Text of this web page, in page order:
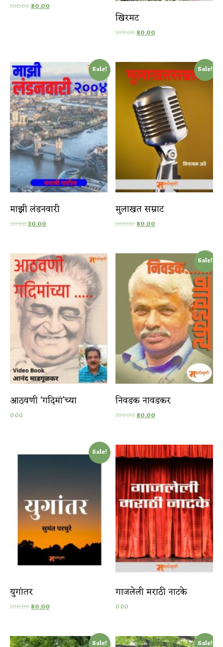
100.0080.00
खिरमट
100.0080.00
Sale!
माझी लंडनवारी
50.0030.00
Sale!
मुलाखत सम्राट
100.0080.00
आठवणी ‘गदिमां’च्या
0.00
Sale!
निवडक नावडकर
100.0080.00
Sale!
युगांतर
100.0080.00
गाजलेली मराठी नाटके
0.00
Sale! Sale!